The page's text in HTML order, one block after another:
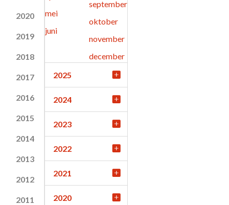
2020
2019
2018
2017
2016
2015
2014
2013
2012
2011
mei
juni
september
oktober
november
december
2025
2024
2023
2022
2021
2020